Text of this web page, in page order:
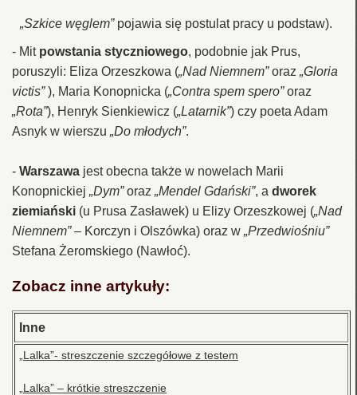
„Szkice węglem”pojawia się postulat pracy u podstaw).
- Mit powstania styczniowego, podobnie jak Prus,
poruszyli: Eliza Orzeszkowa („Nad Niemnem”oraz „Gloria
victis”), Maria Konopnicka („Contra spem spero”oraz
„Rota”), Henryk Sienkiewicz („Latarnik”) czy poeta Adam
Asnyk w wierszu „Do młodych”.
- Warszawa jest obecna także w nowelach Marii
Konopnickiej „Dym”oraz „Mendel Gdański”, a dworek
ziemiański (u Prusa Zasławek) u Elizy Orzeszkowej („Nad
Niemnem”– Korczyn i Olszówka) oraz w „Przedwiośniu”
Stefana Żeromskiego (Nawłoć).
Zobacz inne artykuły:
Inne
„Lalka”- streszczenie szczegółowe z testem
„Lalka” – krótkie streszczenie